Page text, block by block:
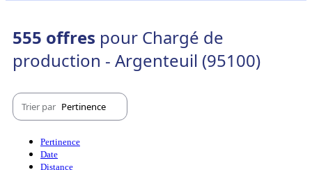
555 offres pour Chargé de
production - Argenteuil (95100)
Trier par Pertinence
Pertinence
Date
Distance